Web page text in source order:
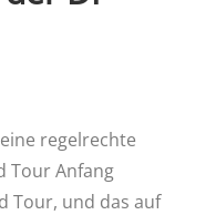
regelrechte
Tour Anfang
Tour, und das auf